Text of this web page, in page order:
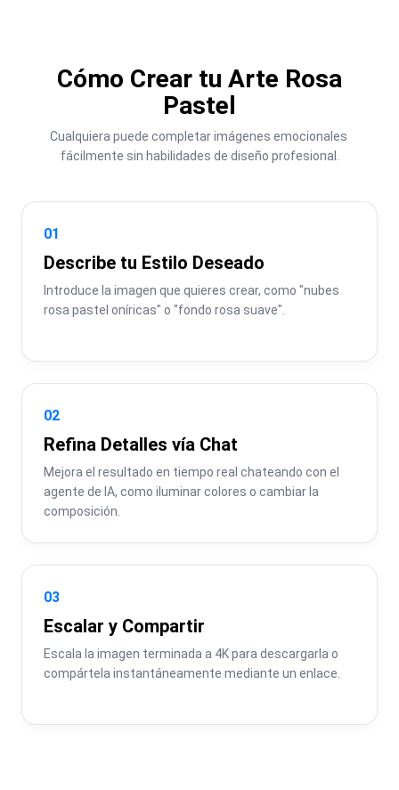
Cómo Crear tu Arte Rosa
Pastel
Cualquiera puede completar imágenes emocionales
fácilmente sin habilidades de diseño profesional.
01
Describe tu Estilo Deseado
Introduce la imagen que quieres crear, como "nubes
rosa pastel oníricas" o "fondo rosa suave".
02
Refina Detalles vía Chat
Mejora el resultado en tiempo real chateando con el
agente de IA, como iluminar colores o cambiar la
composición.
03
Escalar y Compartir
Escala la imagen terminada a 4K para descargarla o
compártela instantáneamente mediante un enlace.